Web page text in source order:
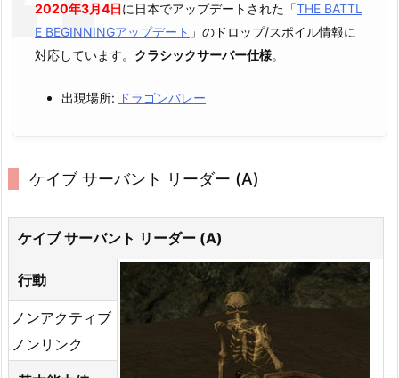
2020年3月4日に日本でアップデートされた「THE BATTL
E BEGINNINGアップデート 」のドロップ/スポイル情報に
対応しています。 クラシックサーバー仕様。
出現場所: ドラゴンバレー
ケイブ サーバント リーダー (A)
ケイブ サーバント リーダー (A)
行動
ノンアクティブ
ノンリンク